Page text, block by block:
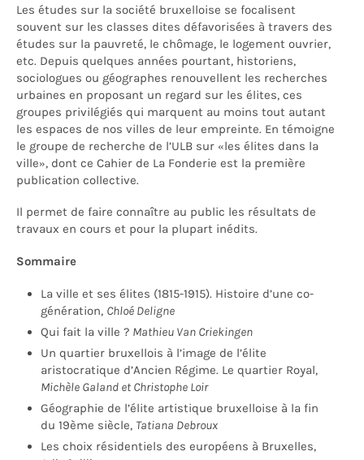
Les études sur la société bruxelloise se focalisent
souvent sur les classes dites défavorisées à travers des
études sur la pauvreté, le chômage, le logement ouvrier,
etc. Depuis quelques années pourtant, historiens,
sociologues ou géographes renouvellent les recherches
urbaines en proposant un regard sur les élites, ces
groupes privilégiés qui marquent au moins tout autant
les espaces de nos villes de leur empreinte. En témoigne
le groupe de recherche de l’ULB sur «les élites dans la
ville», dont ce Cahier de La Fonderie est la première
publication collective.
Il permet de faire connaître au public les résultats de
travaux en cours et pour la plupart inédits.
Sommaire
La ville et ses élites (1815-1915). Histoire d’une co-
génération, Chloé Deligne
Qui fait la ville ? Mathieu Van Criekingen
Un quartier bruxellois à l’image de l’élite
aristocratique d’Ancien Régime. Le quartier Royal,
Michèle Galand et Christophe Loir
Géographie de l’élite artistique bruxelloise à la fin
du 19ème siècle, Tatiana Debroux
Les choix résidentiels des européens à Bruxelles,